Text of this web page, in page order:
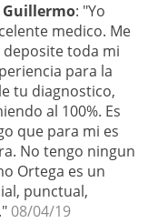
Guillermo: "Yo
medico. Me
toda mi
para la
tu diagnostico,
al 100%. Es
que para mi es
No tengo ningun
Ortega es un
punctual,
08/04/19